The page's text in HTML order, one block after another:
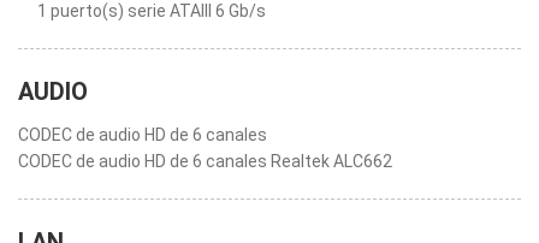
1 puerto(s) serie ATAIII 6 Gb/s
AUDIO
CODEC de audio HD de 6 canales
CODEC de audio HD de 6 canales Realtek ALC662